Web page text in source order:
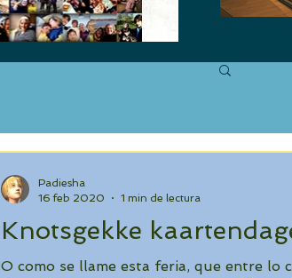
Knotsgekke
O como se llame esta feria, que entre lo
Padiesha
16 feb 2020
1 min de lectura